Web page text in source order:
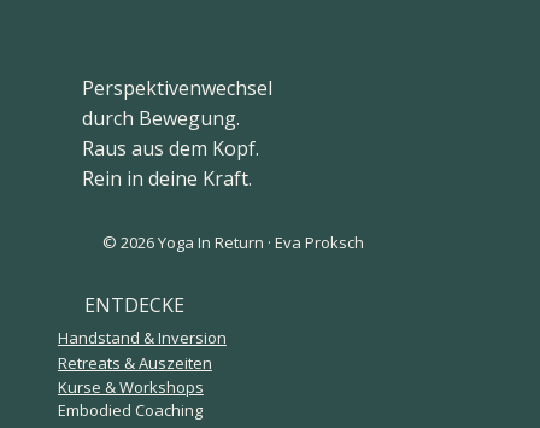
Perspektivenwechsel
durch Bewegung.
Raus aus dem Kopf.
Rein in deine Kraft.
© 2026 Yoga In Return · Eva Proksch
ENTDECKE
Handstand & Inversion
Retreats & Auszeiten
Kurse & Workshops
Embodied Coaching